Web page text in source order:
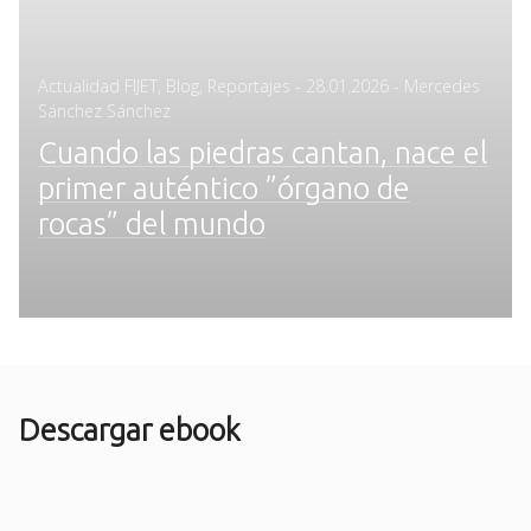
Actualidad FIJET Blog Reportajes - Posted
28.01.2026 - Mercedes
Sánchez Sánchez
Cuando las piedras cantan, nace el
primer auténtico ”órgano de
rocas” del mundo
Descargar ebook